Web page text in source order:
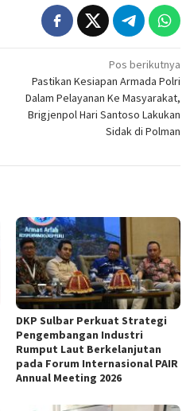
Pos berikutnya
Pastikan Kesiapan Armada Polri
Dalam Pelayanan Ke Masyarakat,
Brigjenpol Hari Santoso Lakukan
Sidak di Polman
DKP Sulbar Perkuat Strategi
Pengembangan Industri
Rumput Laut Berkelanjutan
pada Forum Internasional PAIR
Annual Meeting 2026